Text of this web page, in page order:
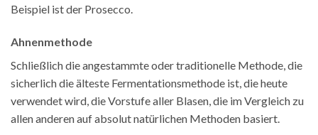
Beispiel ist der Prosecco.
Ahnenmethode
Schließlich die angestammte oder traditionelle Methode, die
sicherlich die älteste Fermentationsmethode ist, die heute
verwendet wird, die Vorstufe aller Blasen, die im Vergleich zu
allen anderen auf absolut natürlichen Methoden basiert.